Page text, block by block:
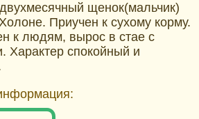
щенок(мальчик)
Приучен к сухому корму.
к людям, вырос в стае с
Характер спокойный и